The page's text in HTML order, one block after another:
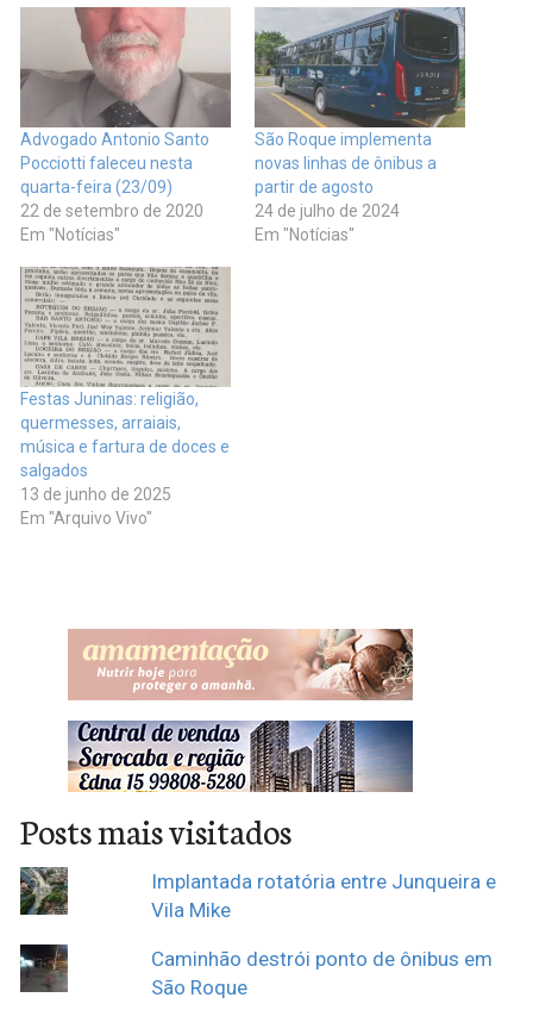
Advogado Antonio Santo
Pocciotti faleceu nesta
quarta-feira (23/09)
22 de setembro de 2020
Em "Notícias"
São Roque implementa
novas linhas de ônibus a
partir de agosto
24 de julho de 2024
Em "Notícias"
Festas Juninas: religião,
quermesses, arraiais,
música e fartura de doces e
salgados
13 de junho de 2025
Em "Arquivo Vivo"
Posts mais visitados
Implantada rotatória entre Junqueira e
Vila Mike
Caminhão destrói ponto de ônibus em
São Roque